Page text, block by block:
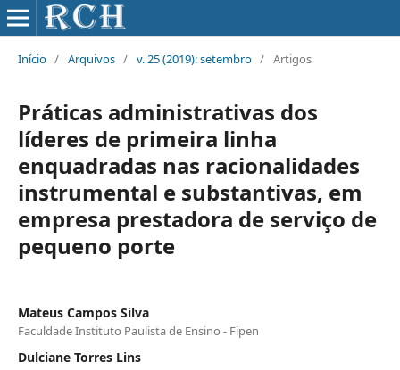
Início / Arquivos / v. 25 (2019): setembro / Artigos
Práticas administrativas dos
líderes de primeira linha
enquadradas nas racionalidades
instrumental e substantivas, em
empresa prestadora de serviço de
pequeno porte
Mateus Campos Silva
Faculdade Instituto Paulista de Ensino - Fipen
Dulciane Torres Lins